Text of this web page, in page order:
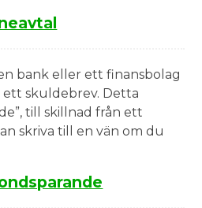
bank eller ett finansbolag
ett skuldebrev. Detta
till skillnad från ett
skriva till en vän om du